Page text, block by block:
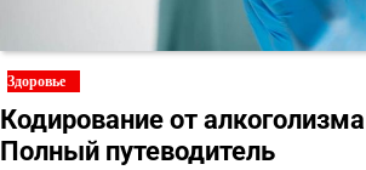
Здоровье
Кодирование от
Полный путеводитель